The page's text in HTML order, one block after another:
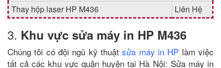
Thay hộp laser HP M436
Liên Hệ
3. Khu vực sửa máy in HP M436
Chúng tôi có đội ngũ kỹ thuậtsửa máy in HP làm việc
tất cả các khu vực quận huyện tại Hà Nội: Sửa máy in